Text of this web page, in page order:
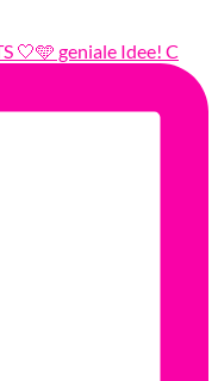
🤍🩵 geniale Idee! C